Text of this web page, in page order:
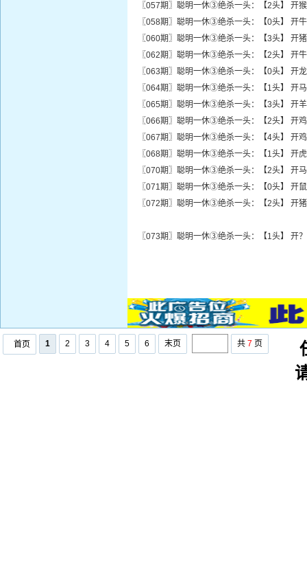
〖057期〗聪明一休③绝杀一头：【2头】 开
〖058期〗聪明一休③绝杀一头：【0头】 开
〖060期〗聪明一休③绝杀一头：【3头】 开
〖062期〗聪明一休③绝杀一头：【2头】 开
〖063期〗聪明一休③绝杀一头：【0头】 开
〖064期〗聪明一休③绝杀一头：【1头】 开
〖065期〗聪明一休③绝杀一头：【3头】 开
〖066期〗聪明一休③绝杀一头：【2头】 开
〖067期〗聪明一休③绝杀一头：【4头】 开
〖068期〗聪明一休③绝杀一头：【1头】 开
〖070期〗聪明一休③绝杀一头：【2头】 开
〖071期〗聪明一休③绝杀一头：【0头】 开
〖072期〗聪明一休③绝杀一头：【2头】 开
〖073期〗聪明一休③绝杀一头：【1头】 开
首页 1 2 3 4 5 6 末页 共 7 页
任